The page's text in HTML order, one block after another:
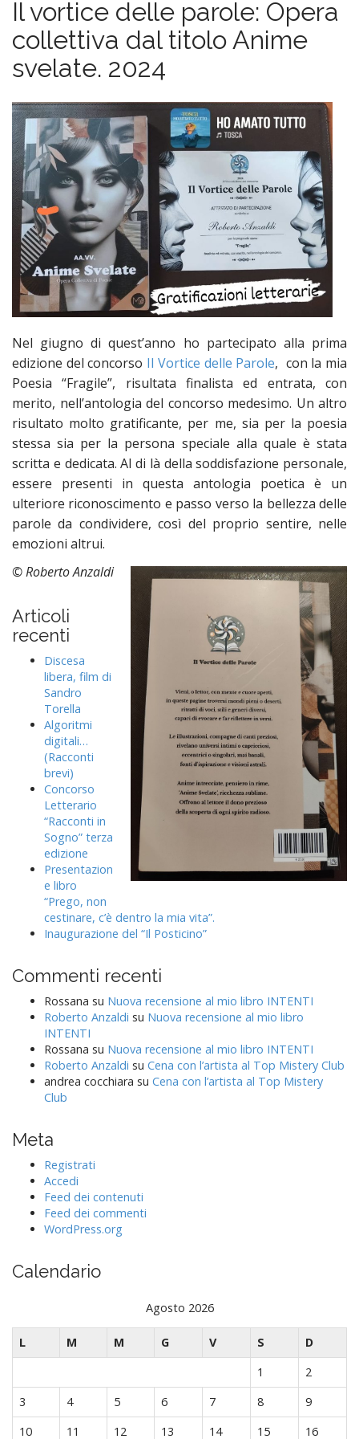
Il vortice delle parole: Opera
collettiva dal titolo Anime
svelate. 2024
Nel giugno di quest’anno ho partecipato alla prima
edizione del concorso Il Vortice delle Parole, con la mia
Poesia “Fragile”, risultata finalista ed entrata, con
merito, nell’antologia del concorso medesimo. Un altro
risultato molto gratificante, per me, sia per la poesia
stessa sia per la persona speciale alla quale è stata
scritta e dedicata. Al di là della soddisfazione personale,
essere presenti in questa antologia poetica è un
ulteriore riconoscimento e passo verso la bellezza delle
parole da condividere, così del proprio sentire, nelle
emozioni altrui.
© Roberto Anzaldi
Articoli
recenti
Discesa
libera, film di
Sandro
Torella
Algoritmi
digitali…
(Racconti
brevi)
Concorso
Letterario
“Racconti in
Sogno” terza
edizione
Presentazion
e libro
“Prego, non
cestinare, c’è dentro la mia vita”.
Inaugurazione del “Il Posticino”
Commenti recenti
Rossana su Nuova recensione al mio libro INTENTI
Roberto Anzaldi su Nuova recensione al mio libro
INTENTI
Rossana su Nuova recensione al mio libro INTENTI
Roberto Anzaldi su Cena con l’artista al Top Mistery Club
andrea cocchiara su Cena con l’artista al Top Mistery
Club
Meta
Registrati
Accedi
Feed dei contenuti
Feed dei commenti
WordPress.org
Calendario
Agosto 2026
L M M G V S
D
1
2
3
4 5 6 7 8
9
10
11 12 13 14 15 16